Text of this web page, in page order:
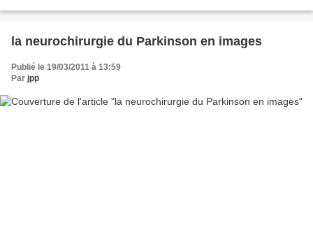
la neurochirurgie du Parkinson en images
Publié le 19/03/2011 à 13:59
Par jpp